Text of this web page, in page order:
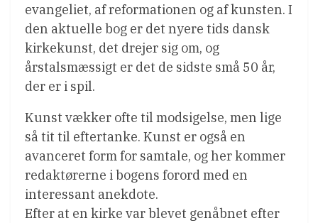
evangeliet, af reformationen og af kunsten. I
den aktuelle bog er det nyere tids dansk
kirkekunst, det drejer sig om, og
årstalsmæssigt er det de sidste små 50 år,
der er i spil.
Kunst vækker ofte til modsigelse, men lige
så tit til eftertanke. Kunst er også en
avanceret form for samtale, og her kommer
redaktørerne i bogens forord med en
interessant anekdote.
Efter at en kirke var blevet genåbnet efter